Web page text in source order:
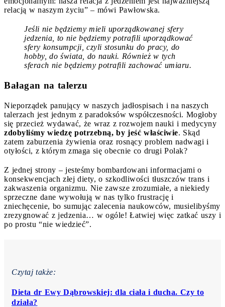
relacją w naszym życiu” – mówi Pawłowska.
Jeśli nie będziemy mieli uporządkowanej sfery
jedzenia, to nie będziemy potrafili uporządkować
sfery konsumpcji, czyli stosunku do pracy, do
hobby, do świata, do nauki. Również w tych
sferach nie będziemy potrafili zachować umiaru.
Bałagan na talerzu
Nieporządek panujący w naszych jadłospisach i na naszych
talerzach jest jednym z paradoksów współczesności. Mogłoby
się przecież wydawać, że wraz z rozwojem nauki i medycyny
zdobyliśmy wiedzę potrzebną, by jeść właściwie. Skąd
zatem zaburzenia żywienia oraz rosnący problem nadwagi i
otyłości, z którym zmaga się obecnie co drugi Polak?
Z jednej strony – jesteśmy bombardowani informacjami o
konsekwencjach złej diety, o szkodliwości tłuszczów trans i
zakwaszenia organizmu. Nie zawsze zrozumiałe, a niekiedy
sprzeczne dane wywołują w nas tylko frustrację i
zniechęcenie, bo sumując zalecenia naukowców, musielibyśmy
zrezygnować z jedzenia… w ogóle! Łatwiej więc zatkać uszy i
po prostu “nie wiedzieć”.
Czytaj także:
Dieta dr Ewy Dąbrowskiej: dla ciała i ducha. Czy to
działa?